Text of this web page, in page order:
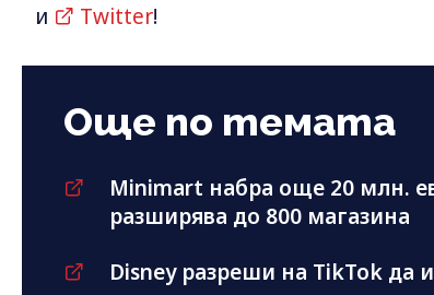
и
Twitter!
Още по темата
Minimart набра още 20 млн.
разширява до 800 магазина
Disney разреши на TikTok да